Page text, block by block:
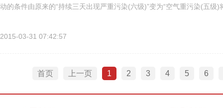
动的条件由原来的“持续三天出现严重污染(六级)”变为“空气重污染(五
2015-03-31 07:42:57
首页 上一页 1 2 3 4 5 6